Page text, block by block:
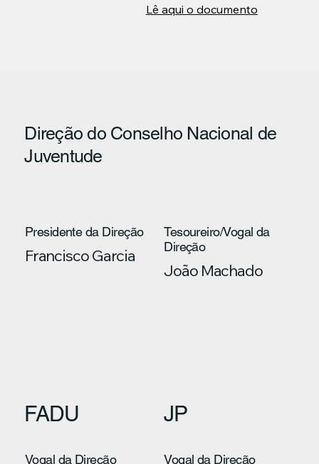
Lê aqui o documento
Direção do Conselho Nacional de
Juventude
Presidente da Direção
Francisco Garcia
FADU
Tesoureiro/Vogal da
Direção
João Machado
JP
Vogal da Direção Vogal da Direção